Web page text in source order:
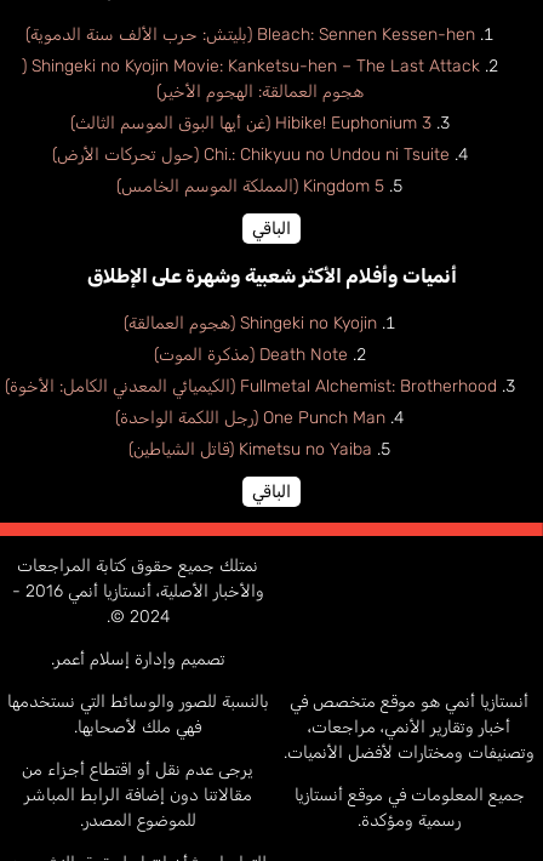
Bleach: Sennen Kessen-hen (بليتش: حرب الألف سنة الدموية)
Shingeki no Kyojin Movie: Kanketsu-hen – The Last Attack (
هجوم العمالقة: الهجوم الأخير)
Hibike! Euphonium 3 (غن أيها البوق الموسم الثالث)
Chi.: Chikyuu no Undou ni Tsuite (حول تحركات الأرض)
Kingdom 5 (المملكة الموسم الخامس)
الباقي
أنميات وأفلام الأكثر شعبية وشهرة على الإطلاق
Shingeki no Kyojin (هجوم العمالقة)
Death Note (مذكرة الموت)
Fullmetal Alchemist: Brotherhood (الكيميائي المعدني الكامل: الأخوة)
One Punch Man (رجل اللكمة الواحدة)
Kimetsu no Yaiba (قاتل الشياطين)
الباقي
أنستازيا أنمي هو موقع متخصص في
أخبار وتقارير الأنمي، مراجعات،
وتصنيفات ومختارات لأفضل الأنميات.
جميع المعلومات في موقع أنستازيا
رسمية ومؤكدة.
نمتلك جميع حقوق كتابة المراجعات
والأخبار الأصلية، أنستازيا أنمي 2016 -
2024 ©.
تصميم وإدارة إسلام أعمر.
بالنسبة للصور والوسائط التي نستخدمها
فهي ملك لأصحابها.
يرجى عدم نقل أو اقتطاع أجزاء من
مقالاتنا دون إضافة الرابط المباشر
للموضوع المصدر.